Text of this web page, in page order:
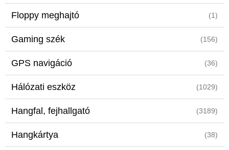
Floppy meghajtó (1)
Gaming szék (156)
GPS navigáció (36)
Hálózati eszköz (1029)
Hangfal, fejhallgató (3189)
Hangkártya (38)